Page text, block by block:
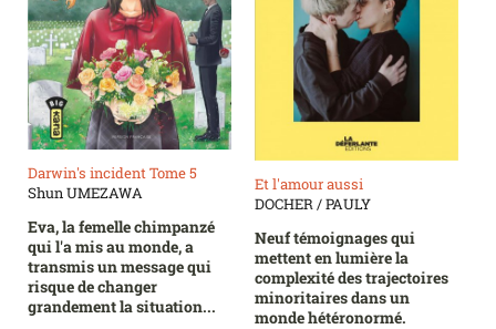
Darwin's incident Tome 5
Shun UMEZAWA
Eva, la femelle chimpanzé
qui l'a mis au monde, a
transmis un message qui
risque de changer
grandement la situation...
Et l'amour aussi
DOCHER / PAULY
Neuf témoignages qui
mettent en lumière la
complexité des trajectoires
minoritaires dans un
monde hétéronormé.